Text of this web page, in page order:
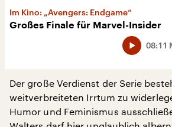
Im Kino: „Avengers: Endgame“
Großes Finale für Marvel-Insider
08:11
Der große Verdienst der Serie
weitverbreiteten Irrtum zu
Humor und Feminismus